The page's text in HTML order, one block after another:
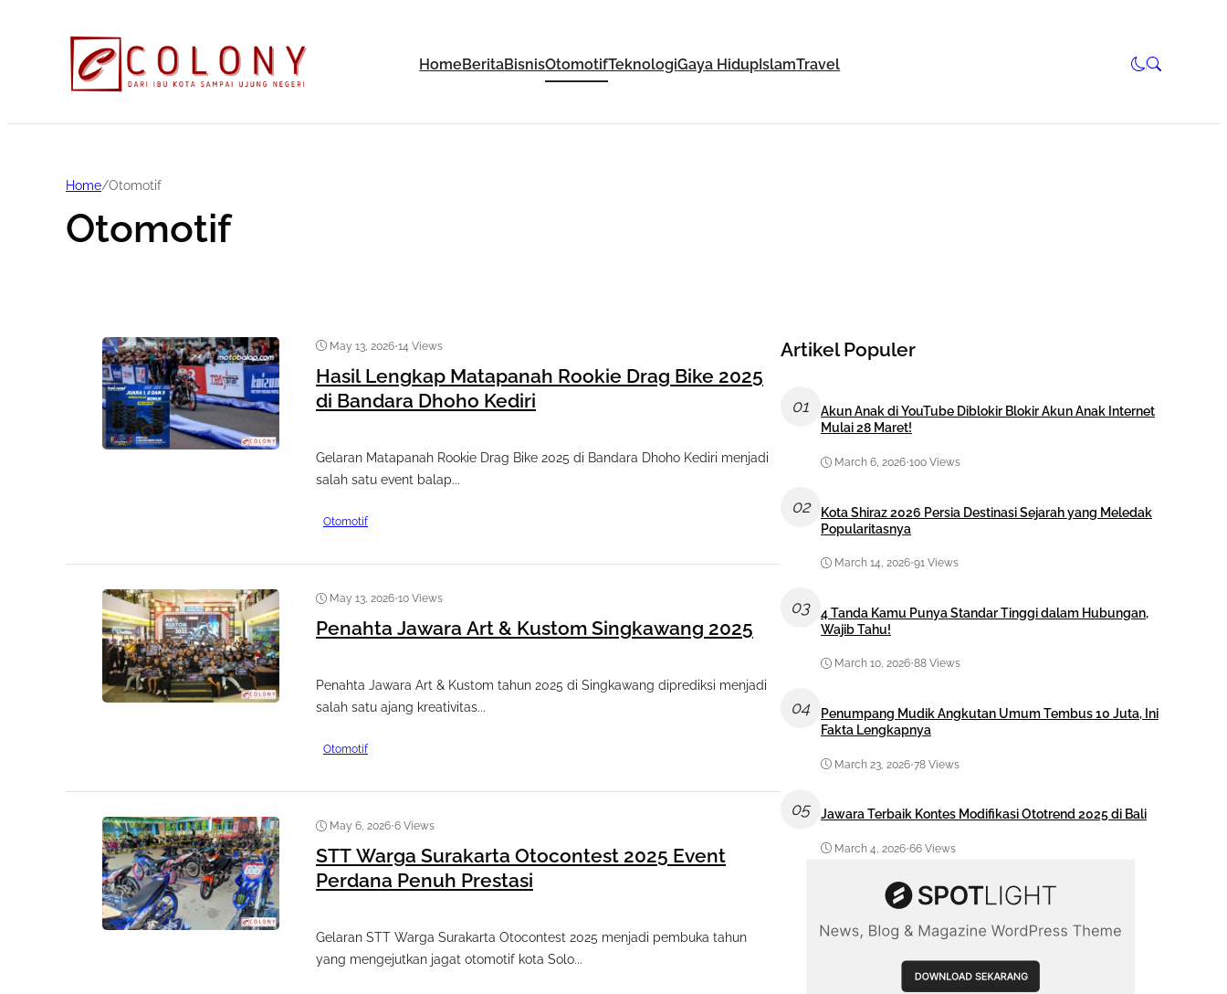
HomeBeritaBisnisOtomotifTeknologiGaya Hidup IslamTravel
Home/Otomotif
Otomotif
May 13, 2026•14 Views
Hasil Lengkap Matapanah Rookie Drag Bike 2025
di Bandara Dhoho Kediri
Gelaran Matapanah Rookie Drag Bike 2025 di Bandara Dhoho Kediri menjadi
salah satu event balap...
Otomotif
May 13, 2026•10 Views
Penahta Jawara Art & Kustom Singkawang 2025
Penahta Jawara Art & Kustom tahun 2025 di Singkawang diprediksi menjadi
salah satu ajang kreativitas...
Otomotif
May 6, 2026•6 Views
STT Warga Surakarta Otocontest 2025 Event
Perdana Penuh Prestasi
Gelaran STT Warga Surakarta Otocontest 2025 menjadi pembuka tahun
yang mengejutkan jagat otomotif kota Solo...
Artikel Populer
01
Akun Anak di YouTube Diblokir Blokir Akun Anak Internet
Mulai 28 Maret!
March 6, 2026•100 Views
02
Kota Shiraz 2026 Persia Destinasi Sejarah yang Meledak
Popularitasnya
March 14, 2026•91 Views
03
4 Tanda Kamu Punya Standar Tinggi dalam Hubungan,
Wajib Tahu!
March 10, 2026•88 Views
04
Penumpang Mudik Angkutan Umum Tembus 10 Juta, Ini
Fakta Lengkapnya
March 23, 2026•78 Views
05 Jawara Terbaik Kontes Modifikasi Ototrend 2025 di Bali
March 4, 2026•66 Views